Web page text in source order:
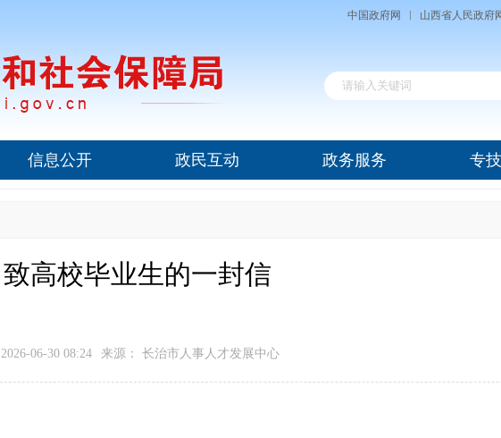
中国政府网 山西省人民政府
信息公开 政民互动 政务服务 专
致高校毕业生的一封信
2026-06-30 08:24 来源： 长治市人事人才发展中心